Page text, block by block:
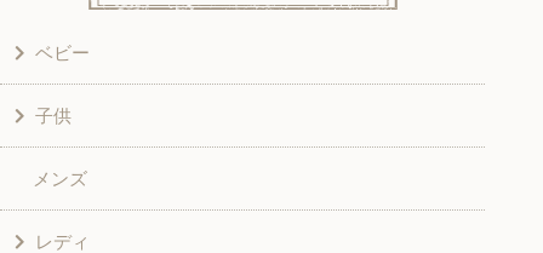
ベビー
洋服
和風衣類
グッズ
子供
ワンピース
シャツ・ブラウス
メンズ
レディ